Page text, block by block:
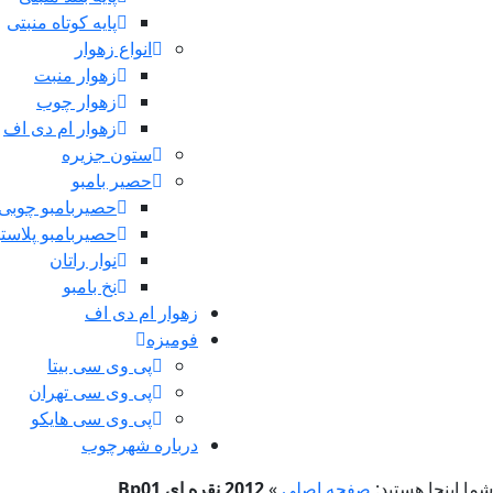
پایه کوتاه منبتی
انواع زهوار
زهوار منبت
زهوار چوب
زهوار ام دی اف
ستون جزیره
حصیر بامبو
حصیربامبو
حصیربامبو
نوار راتان
نخ بامبو
زهوار ام دی اف
فومیزه
پی وی سی بیتا
پی وی سی تهران
پی وی سی هایکو
درباره شهرچوب